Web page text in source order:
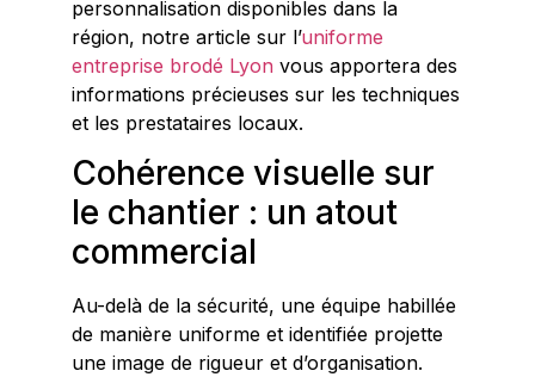
personnalisation disponibles dans la
région, notre article sur l’uniforme
entreprise brodé Lyon vous apportera des
informations précieuses sur les techniques
et les prestataires locaux.
Cohérence visuelle sur
le chantier : un atout
commercial
Au-delà de la sécurité, une équipe habillée
de manière uniforme et identifiée projette
une image de rigueur et d’organisation.